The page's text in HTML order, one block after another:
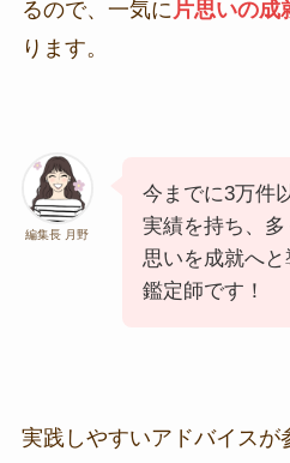
るので、一気に 片思いの成
ります。
編集長 月野
今までに3万件
実績を持ち、
思いを成就へ
鑑定師です！
実践しやすいアドバイスが